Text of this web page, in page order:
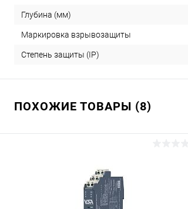
Глубина (мм)
Маркировка взрывозащиты
Степень защиты (IP)
ПОХОЖИЕ ТОВАРЫ (8)